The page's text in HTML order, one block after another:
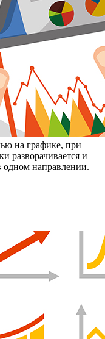
на графике, при
разворачивается и
одном направлении.